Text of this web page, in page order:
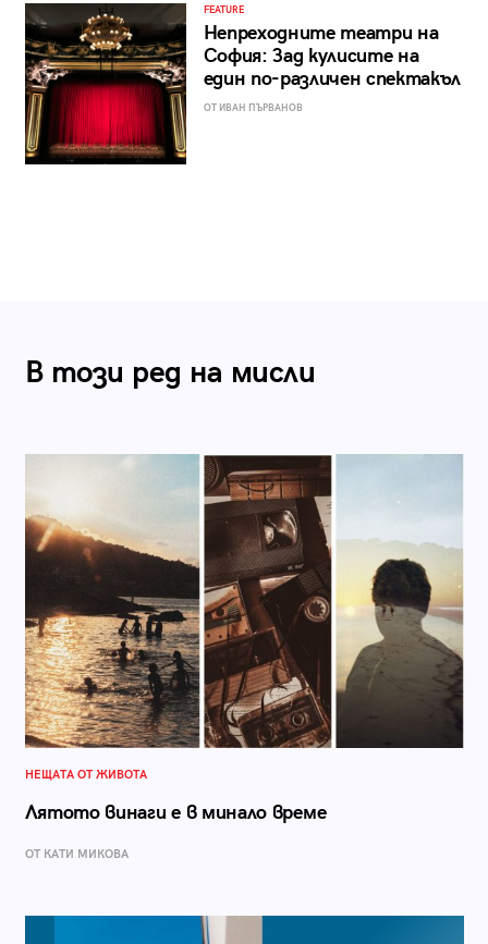
FEATURE
Непреходните театри на
София: Зад кулисите на
един по-различен спектакъл
ОТ ИВАН ПЪРВАНОВ
В този ред на мисли
НЕЩАТА ОТ ЖИВОТА
Лятото винаги е в минало време
ОТ КАТИ МИКОВА